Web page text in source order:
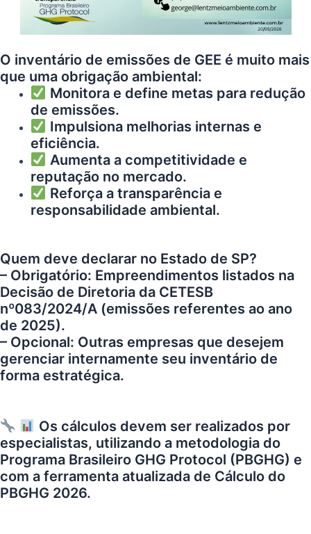
O inventário de emissões de GEE é muito mais
que uma obrigação ambiental:
Monitora e define metas para redução
de emissões.
Impulsiona melhorias internas e
eficiência.
Aumenta a competitividade e
reputação no mercado.
Reforça a transparência e
responsabilidade ambiental.
Quem deve declarar no Estado de SP?
– Obrigatório: Empreendimentos listados na
Decisão de Diretoria da CETESB
nº083/2024/A (emissões referentes ao ano
de 2025).
– Opcional: Outras empresas que desejem
gerenciar internamente seu inventário de
forma estratégica.
Os cálculos devem ser realizados por
especialistas, utilizando a metodologia do
Programa Brasileiro GHG Protocol (PBGHG) e
com a ferramenta atualizada de Cálculo do
PBGHG 2026.